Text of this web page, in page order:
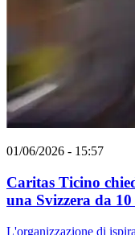
01/06/2026 - 15:57
Caritas Ticino
una Svizzera da
L'organizzazione di